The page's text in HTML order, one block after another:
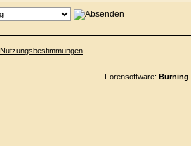
Nutzungsbestimmungen
Forensoftware: